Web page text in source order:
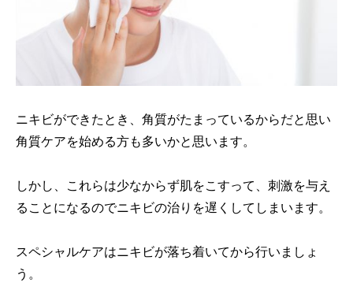
ニキビができたとき、角質がたまっているからだと思い
角質ケアを始める方も多いかと思います。
しかし、これらは少なからず肌をこすって、刺激を与え
ることになるのでニキビの治りを遅くしてしまいます。
スペシャルケアはニキビが落ち着いてから行いましょ
う。